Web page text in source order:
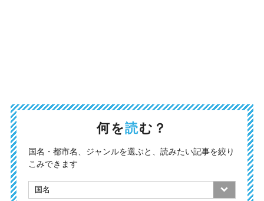
何を読む？
国名・都市名、ジャンルを選ぶと、読みたい記事を絞り
こみできます